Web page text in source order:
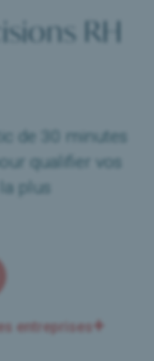
RH
de 30 minutes
qualifier vos
plus
entreprises